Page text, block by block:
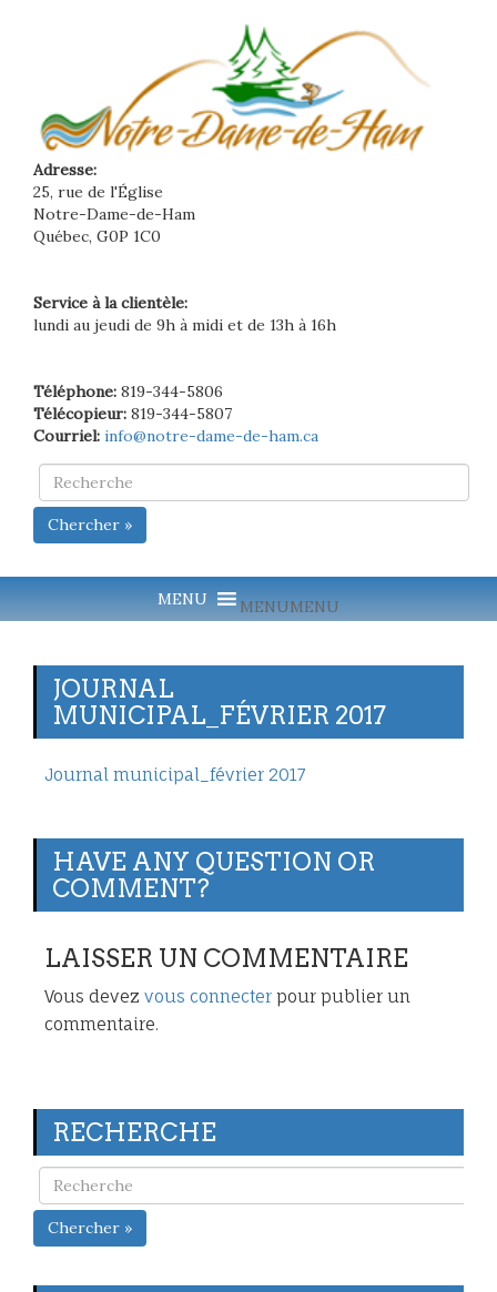
Adresse:
25, rue de l'Église
Notre-Dame-de-Ham
Québec, G0P 1C0
Service à la clientèle:
lundi au jeudi de 9h à midi et de 13h à 16h
Téléphone: 819-344-5806
Télécopieur: 819-344-5807
Courriel: info@notre-dame-de-ham.ca
Chercher »
MENUMENU
JOURNAL
MUNICIPAL_FÉVRIER 2017
Journal municipal_février 2017
HAVE ANY QUESTION OR
COMMENT?
LAISSER UN COMMENTAIRE
Vous devez vous connecter pour publier un
commentaire.
RECHERCHE
Chercher »